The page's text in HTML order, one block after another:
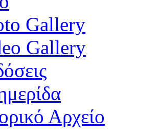
Gallery
Gallery
Αρχείο